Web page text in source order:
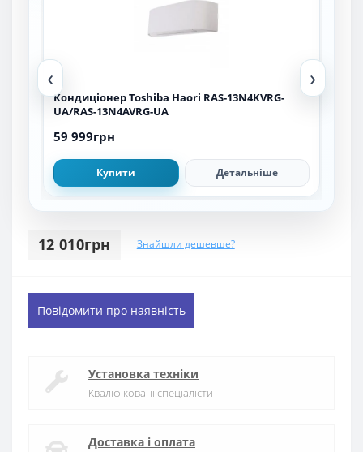
‹
Кондиціонер Toshiba Haori RAS-13N4KVRG-
UA/RAS-13N4AVRG-UA
59 999грн
Купити Детальніше
›
12 010грн Знайшли дешевше?
Повідомити про наявність
Установка техніки
Кваліфіковані спеціалісти
Доставка і оплата